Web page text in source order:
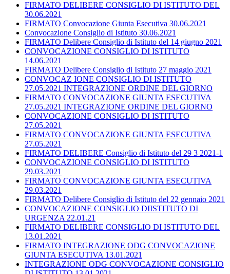
FIRMATO DELIBERE CONSIGLIO DI ISTITUTO DEL
30.06.2021
FIRMATO Convocazione Giunta Esecutiva 30.06.2021
Convocazione Consiglio di Istituto 30.06.2021
FIRMATO Delibere Consiglio di Istituto del 14 giugno 2021
CONVOCAZIONE CONSIGLIO DI ISTITUTO
14.06.2021
FIRMATO Delibere Consiglio di Istituto 27 maggio 2021
CONVOCAZ IONE CONSIGLIO DI ISTITUTO
27.05.2021 INTEGRAZIONE ORDINE DEL GIORNO
FIRMATO CONVOCAZIONE GIUNTA ESECUTIVA
27.05.2021 INTEGRAZIONE ORDINE DEL GIORNO
CONVOCAZIONE CONSIGLIO DI ISTITUTO
27.05.2021
FIRMATO CONVOCAZIONE GIUNTA ESECUTIVA
27.05.2021
FIRMATO DELIBERE Consiglio di Istituto del 29 3 2021-1
CONVOCAZIONE CONSIGLIO DI ISTITUTO
29.03.2021
FIRMATO CONVOCAZIONE GIUNTA ESECUTIVA
29.03.2021
FIRMATO Delibere Consiglio di Istituto del 22 gennaio 2021
CONVOCAZIONE CONSIGLIO DIISTITUTO DI
URGENZA 22.01.21
FIRMATO DELIBERE CONSIGLIO DI ISTITUTO DEL
13.01.2021
FIRMATO INTEGRAZIONE ODG CONVOCAZIONE
GIUNTA ESECUTIVA 13.01.2021
INTEGRAZIONE ODG CONVOCAZIONE CONSIGLIO